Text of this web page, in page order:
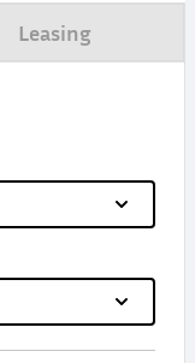
Leasing